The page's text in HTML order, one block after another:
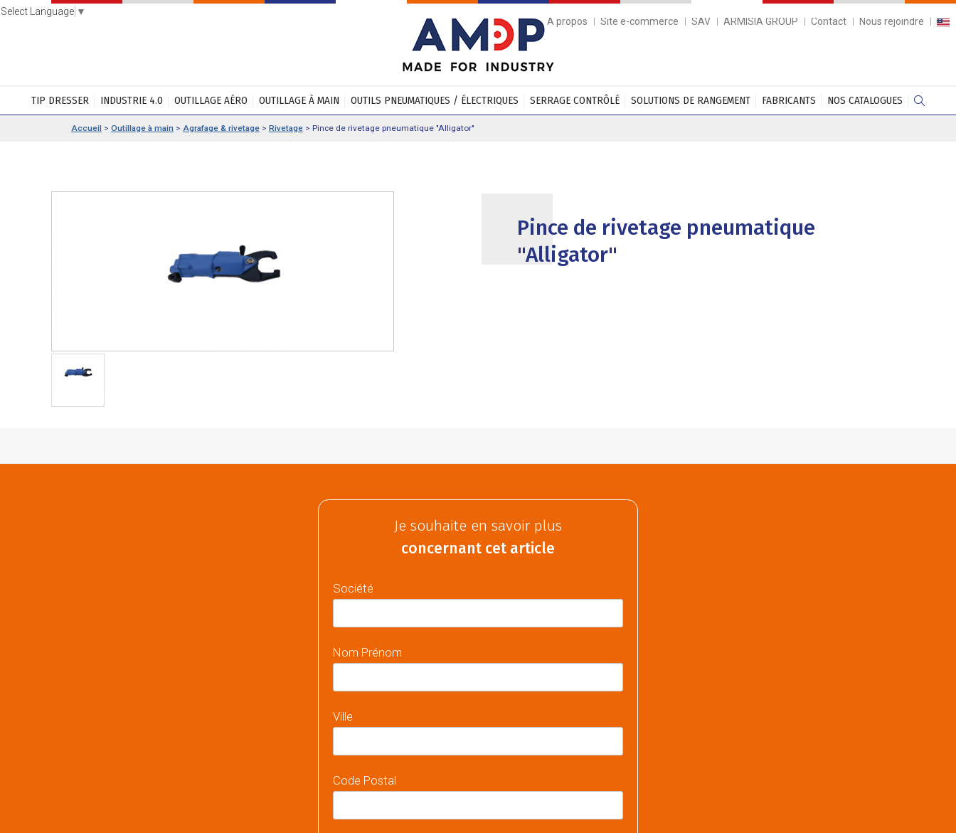
Select Language ▼
A propos
Site e-commerce SAV ARMISIA GROUP Contact Nous rejoindre
TIP DRESSER INDUSTRIE 4.0 OUTILLAGE AÉRO OUTILLAGE À MAIN OUTILS PNEUMATIQUES / ÉLECTRIQUES SERRAGE CONTRÔLÉ SOLUTIONS DE RANGEMENT FABRICANTS NOS CATALOGUES
Accueil > Outillage à main > Agrafage & rivetage > Rivetage > Pince de rivetage pneumatique "Alligator"
Pince de rivetage pneumatique
"Alligator"
Je souhaite en savoir plus
concernant cet article
Société
Nom Prénom
Ville
Code Postal